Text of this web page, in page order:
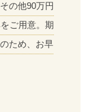
の他90万円
ご用意。期
ため、お早